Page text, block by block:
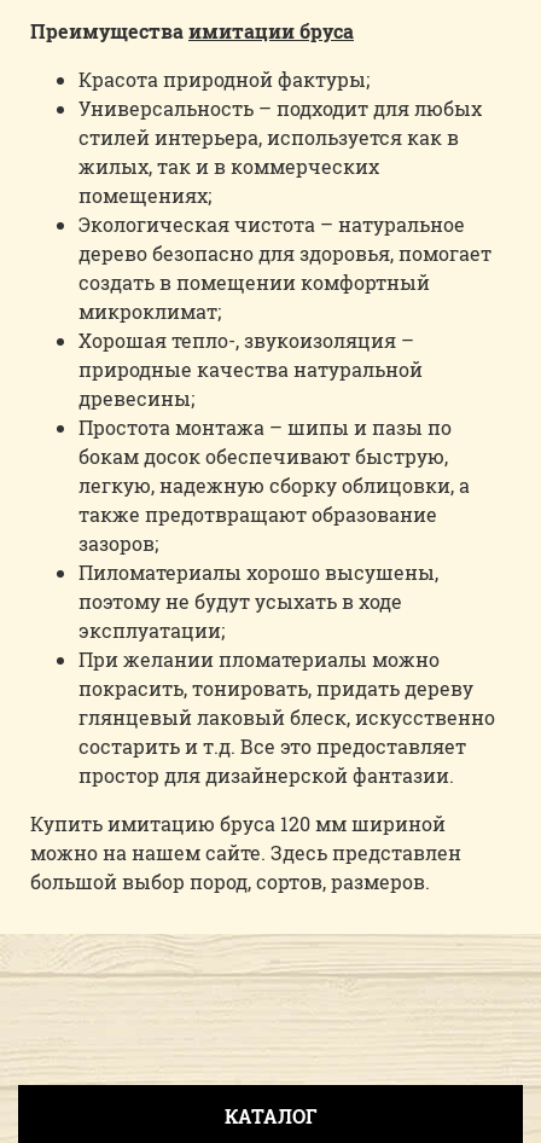
КАТАЛОГ
Преимуществаимитации бруса
Красота природной фактуры;
Универсальность – подходит для любых
стилей интерьера, используется как в
жилых, так и в коммерческих
помещениях;
Экологическая чистота – натуральное
дерево безопасно для здоровья, помогает
создать в помещении комфортный
микроклимат;
Хорошая тепло-, звукоизоляция –
природные качества натуральной
древесины;
Простота монтажа – шипы и пазы по
бокам досок обеспечивают быструю,
легкую, надежную сборку облицовки, а
также предотвращают образование
зазоров;
Пиломатериалы хорошо высушены,
поэтому не будут усыхать в ходе
эксплуатации;
При желании пломатериалы можно
покрасить, тонировать, придать дереву
глянцевый лаковый блеск, искусственно
состарить и т.д. Все это предоставляет
простор для дизайнерской фантазии.
Купить имитацию бруса 120 мм шириной
можно на нашем сайте. Здесь представлен
большой выбор пород, сортов, размеров.